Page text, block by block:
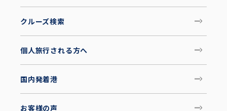
クルーズ検索
個人旅行される方へ
国内発着港
お客様の声